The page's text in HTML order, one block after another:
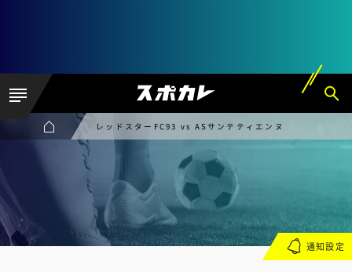
レッドスターFC93 vs ASサンテティエンヌ
通知設定